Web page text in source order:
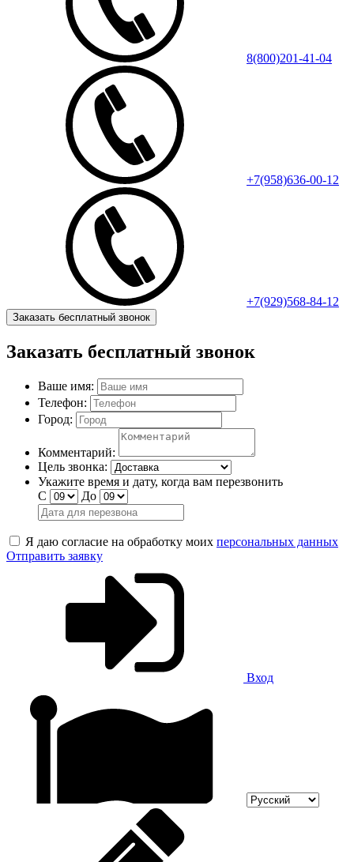
8(800)201-41-04
+7(958)636-00-12
+7(929)568-84-12
Заказать бесплатный звонок
Заказать бесплатный звонок
Ваше имя:
Телефон:
Город:
Комментарий:
Цель звонка:
Укажите время и дату, когда вам перезвонить
С
До
Я даю согласие на обработку моих персональных данных
Отправить заявку
Вход